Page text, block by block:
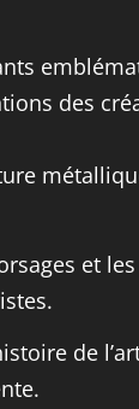
des
et
de